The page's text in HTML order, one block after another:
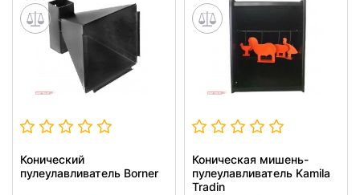
Конический
пулеулавливатель Borner
Коническая мишень-
пулеулавливатель Kamila
Tradin